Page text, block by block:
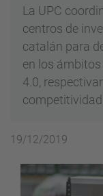
La UPC
centros de
catalán para
en los
4.0,
19/12/2019